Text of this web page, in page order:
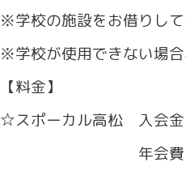
※学校の施設をお借りして
※学校が使用できない場
【料金】
☆スポーカル高松 入会金
年会費 1000円